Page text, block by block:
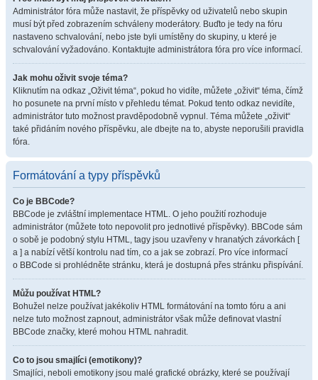
Administrátor fóra může nastavit, že příspěvky od uživatelů nebo skupin
musí být před zobrazením schváleny moderátory. Buďto je tedy na fóru
nastaveno schvalování, nebo jste byli umístěny do skupiny, u které je
schvalování vyžadováno. Kontaktujte administrátora fóra pro více informací.
Jak mohu oživit svoje téma?
Kliknutím na odkaz „Oživit téma“, pokud ho vidíte, můžete „oživit“ téma, čímž
ho posunete na první místo v přehledu témat. Pokud tento odkaz nevidíte,
administrátor tuto možnost pravděpodobně vypnul. Téma můžete „oživit“
také přidáním nového příspěvku, ale dbejte na to, abyste neporušili pravidla
fóra.
Formátování a typy příspěvků
Co je BBCode?
BBCode je zvláštní implementace HTML. O jeho použití rozhoduje
administrátor (můžete toto nepovolit pro jednotlivé příspěvky). BBCode sám
o sobě je podobný stylu HTML, tagy jsou uzavřeny v hranatých závorkách [
a ] a nabízí větší kontrolu nad tím, co a jak se zobrazí. Pro více informací
o BBCode si prohlédněte stránku, která je dostupná přes stránku přispívání.
Můžu používat HTML?
Bohužel nelze používat jakékoliv HTML formátování na tomto fóru a ani
nelze tuto možnost zapnout, administrátor však může definovat vlastní
BBCode značky, které mohou HTML nahradit.
Co to jsou smajlíci (emotikony)?
Smajlíci, neboli emotikony jsou malé grafické obrázky, které se používají